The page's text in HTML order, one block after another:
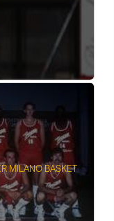
MILANO BASKET